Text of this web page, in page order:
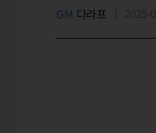
GM 다라프